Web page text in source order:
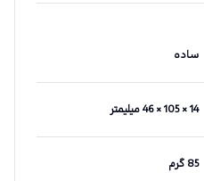
ساده
14 × 105 × 46 میلیمتر
85 گرم